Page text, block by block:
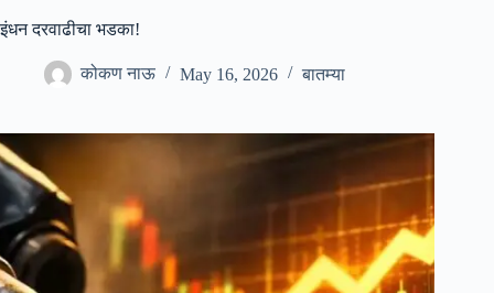
इंधन दरवाढीचा भडका!
कोकण नाऊ May 16, 2026 बातम्या